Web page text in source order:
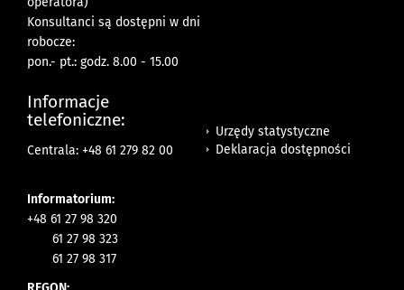
Konsultanci są dostępni w dni
robocze:
pon.- pt.: godz. 8.00 - 15.00
Informacje
telefoniczne:
Centrala: +48 61 279 82 00
Informatorium:
+48 61 27 98 320
61 27 98 323
61 27 98 317
Urzędy statystyczne
Deklaracja dostępności